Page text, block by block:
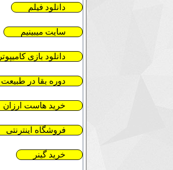
دانلود فیلم
سایت میبینیم
دانلود بازی کامیپوتر
دوره بقا در طبیعت
خرید هاست ارزان
فروشگاه اینترنتی
خرید گینر